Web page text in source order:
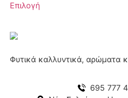
Επιλογή
Φυτικά καλλυντικά, αρώματα
695 777